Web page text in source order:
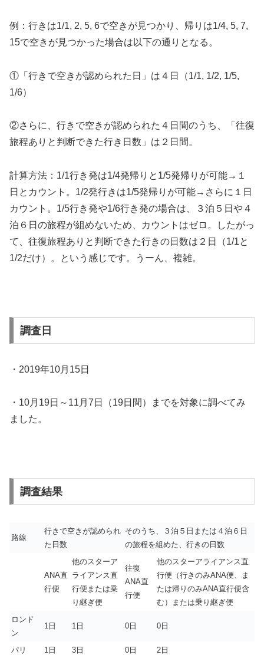
例：行きは1/1, 2, 5, 6で空きが見つかり、帰りは1/4, 5, 7,
15で空きが見つかった場合は以下の通りとなる。
①「行きで空きが認められた日」は４日（1/1, 1/2, 1/5,
1/6）
②さらに、行きで空きが認められた４日間のうち、「往復
旅程ありと判断できた行き日数」は２日間。
計算方法：1/1行き発は1/4発帰りと1/5発帰りが可能→１
日とカウント。1/2発行きは1/5発帰りが可能→さらに１日
カウント。1/5行き発や1/6行き発の場合は、３泊５日や４
泊６日の旅程が組めないため、カウントはゼロ。したがっ
て、往復旅程ありと判断できた行きの日数は２日（1/1と
1/2だけ）。という感じです。うーん、複雑。
調査日
・2019年10月15日
・10月19日～11月7日（19日間）までを対象に調べてみ
ました。
調査結果
路線
行きで空きが認められ
た日数
そのうち、３泊５日または４泊６日
の旅程を組めた、行きの日数
ANA直
行便
他のスターア
ライアンス直
行便または乗
り継ぎ便
往復
ANA直
行便
他のスターアライアンス直
行便（行きのみANA便、ま
たは帰りのみANA直行便含
む）または乗り継ぎ便
ロンド
ン
1日 1日 0日 0日
パリ 1日 3日 0日
2日